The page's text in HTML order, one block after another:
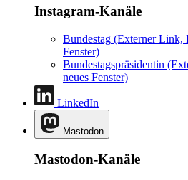
Instagram-Kanäle
Bundestag (Externer Link,
Fenster)
Bundestagspräsidentin
neues Fenster)
LinkedIn
Mastodon
Mastodon-Kanäle